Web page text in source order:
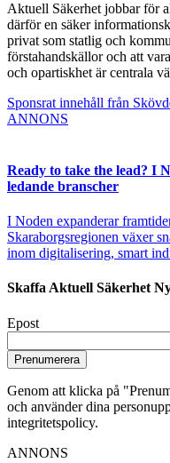
Aktuell Säkerhet jobbar för
därför en säker
privat som statlig och
förstahandskällor och att
och opartiskhet är centrala
Sponsrat innehåll från
ANNONS
Ready to take the lead? I
ledande branscher
I Noden expanderar
Skaraborgsregionen växer
inom digitalisering, smart
Skaffa Aktuell Säkerhet
Epost
Prenumerera
Genom att klicka på
och använder dina
integritetspolicy.
ANNONS